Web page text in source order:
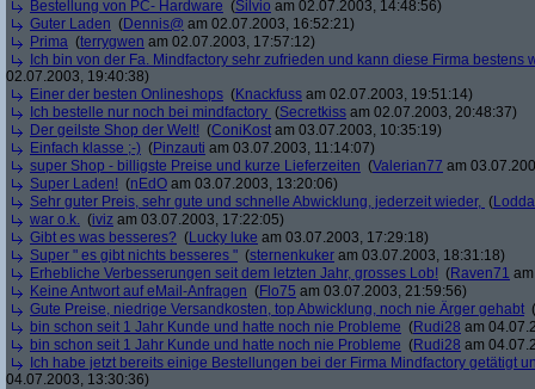
Bestellung von PC- Hardware (Silvio am 02.07.2003, 14:48:56)
Guter Laden (Dennis@ am 02.07.2003, 16:52:21)
Prima (terrygwen am 02.07.2003, 17:57:12)
Ich bin von der Fa. Mindfactory sehr zufrieden und kann diese Firma bestens
02.07.2003, 19:40:38)
Einer der besten Onlineshops (Knackfuss am 02.07.2003, 19:51:14)
Ich bestelle nur noch bei mindfactory (Secretkiss am 02.07.2003, 20:48:37)
Der geilste Shop der Welt! (ConiKost am 03.07.2003, 10:35:19)
Einfach klasse ;-) (Pinzauti am 03.07.2003, 11:14:07)
super Shop - billigste Preise und kurze Lieferzeiten (Valerian77 am
Super Laden! (nEdO am 03.07.2003, 13:20:06)
Sehr guter Preis, sehr gute und schnelle Abwicklung, jederzeit wieder, (
war o.k. (iviz am 03.07.2003, 17:22:05)
Gibt es was besseres? (Lucky luke am 03.07.2003, 17:29:18)
Super " es gibt nichts besseres " (sternenkuker am 03.07.2003, 18:31:18)
Erhebliche Verbesserungen seit dem letzten Jahr, grosses Lob! (Raven71
Keine Antwort auf eMail-Anfragen (Flo75 am 03.07.2003, 21:59:56)
Gute Preise, niedrige Versandkosten, top Abwicklung, noch nie Ärger gehabt (
bin schon seit 1 Jahr Kunde und hatte noch nie Probleme (Rudi28 am
bin schon seit 1 Jahr Kunde und hatte noch nie Probleme (Rudi28 am
Ich habe jetzt bereits einige Bestellungen bei der Firma Mindfactory getätigt
04.07.2003, 13:30:36)